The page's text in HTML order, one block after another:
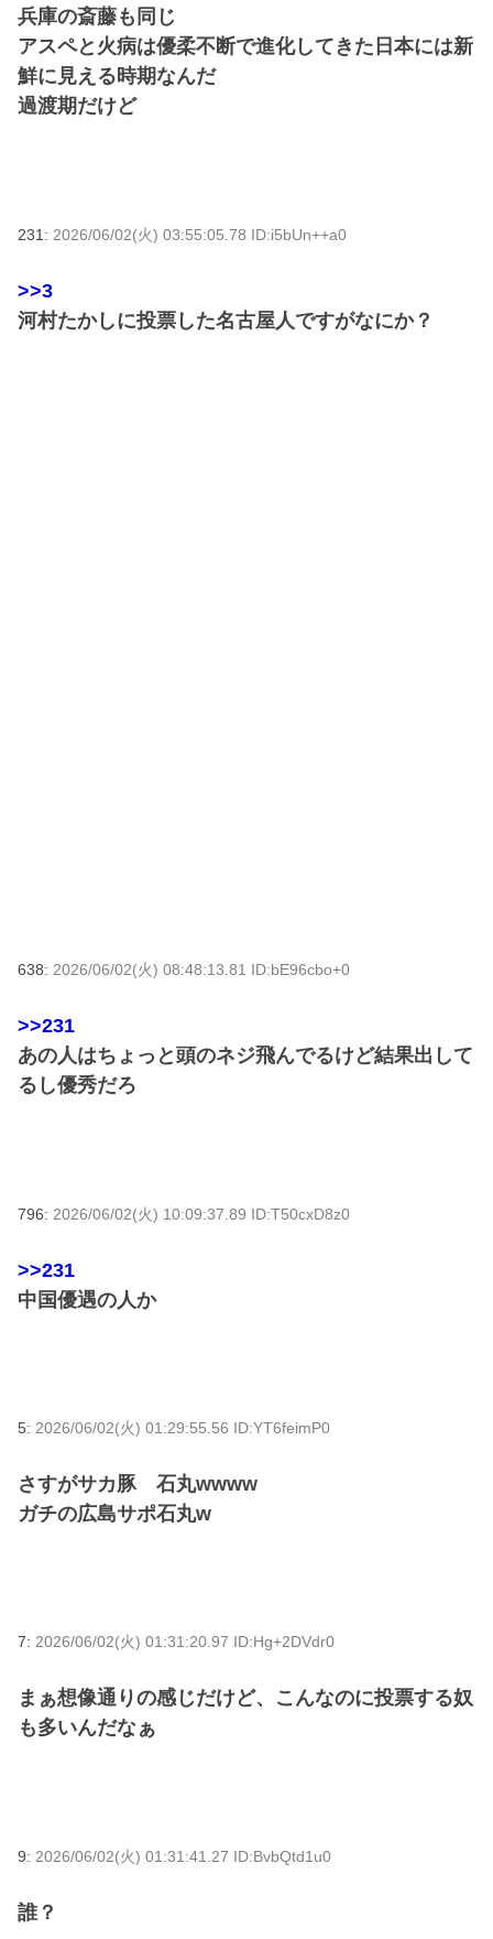
兵庫の斎藤も同じ
アスペと火病は優柔不断で進化してきた日本には新
鮮に見える時期なんだ
過渡期だけど
231: 2026/06/02(火) 03:55:05.78 ID:i5bUn++a0
>>3
河村たかしに投票した名古屋人ですがなにか？
638: 2026/06/02(火) 08:48:13.81 ID:bE96cbo+0
>>231
あの人はちょっと頭のネジ飛んでるけど結果出して
るし優秀だろ
796: 2026/06/02(火) 10:09:37.89 ID:T50cxD8z0
>>231
中国優遇の人か
5: 2026/06/02(火) 01:29:55.56 ID:YT6feimP0
さすがサカ豚 石丸wwww
ガチの広島サポ石丸w
7: 2026/06/02(火) 01:31:20.97 ID:Hg+2DVdr0
まぁ想像通りの感じだけど、こんなのに投票する奴
も多いんだなぁ
9: 2026/06/02(火) 01:31:41.27 ID:BvbQtd1u0
誰？